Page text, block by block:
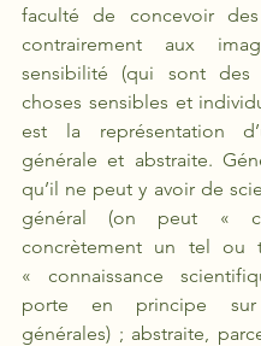
faculté de concevoir
contrairement aux
sensibilité (qui sont des
choses sensibles et
est la représentation
générale et abstraite.
qu’il ne peut y avoir de
général (on peut «
concrètement un tel ou
« connaissance
porte en principe
générales) ; abstraite,